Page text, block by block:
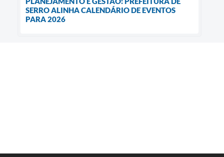
SERRO ALINHA CALENDÁRIO DE EVENTOS
PARA 2026